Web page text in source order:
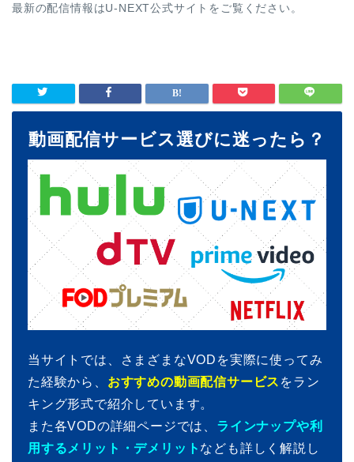
最新の配信情報はU-NEXT公式サイトをご覧ください。
動画配信サービス選びに迷ったら？
当サイトでは、さまざまなVODを実際に使ってみ
た経験から、 おすすめの動画配信サービス をラン
キング形式で紹介しています。
また各VODの詳細ページでは、 ラインナップや利
用するメリット・デメリット なども詳しく解説し